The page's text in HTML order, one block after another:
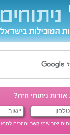
אודות ניתוחי חזה?
יצור עימי קשר ומסכים ל